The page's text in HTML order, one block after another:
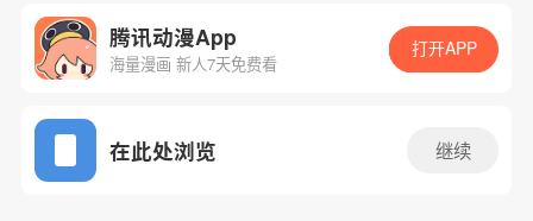
App免费看
下一话 腾漫App免费看
腾讯动漫App
海量漫画 新人7天免费看
打开APP
在此处浏览 继续